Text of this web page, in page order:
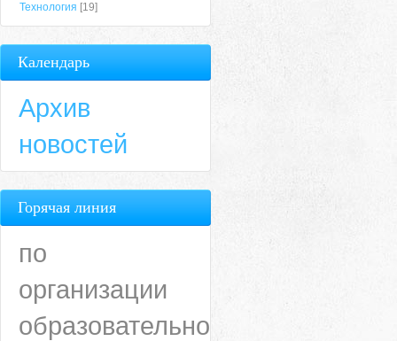
Технология [19]
Календарь
Архив
новостей
Горячая линия
по
организации
образовательного